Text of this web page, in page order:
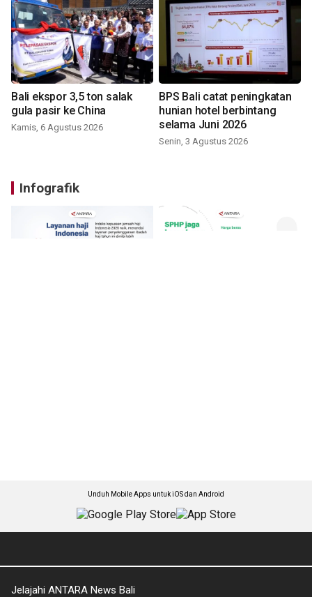
Bali ekspor 3,5 ton salak
gula pasir ke China
Kamis, 6 Agustus 2026
BPS Bali catat peningkatan
hunian hotel berbintang
selama Juni 2026
Senin, 3 Agustus 2026
Infografik
Unduh Mobile Apps untuk iOS dan Android
Jelajahi ANTARA News Bali